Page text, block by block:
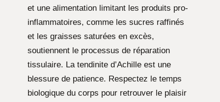
et une alimentation limitant les produits pro-
inflammatoires, comme les sucres raffinés
et les graisses saturées en excès,
soutiennent le processus de réparation
tissulaire. La tendinite d’Achille est une
blessure de patience. Respectez le temps
biologique du corps pour retrouver le plaisir